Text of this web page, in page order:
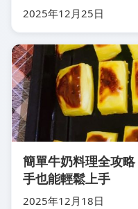
2025年12月25日
簡單牛奶料理全攻
手也能輕鬆上手
2025年12月18日